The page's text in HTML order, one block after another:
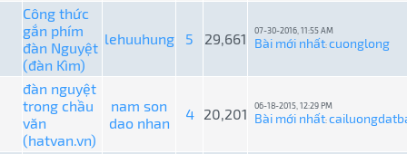
Công thức
gắn phím
đàn Nguyệt
(đàn Kìm)
lehuuhung 5 29,661 07-30-2016, 11:55 AM
Bài mới nhất:cuonglong
đàn nguyệt
trong chầu
văn
(hatvan.vn)
nam son
dao nhan
4 20,201 06-18-2015, 12:29 PM
Bài mới nhất: